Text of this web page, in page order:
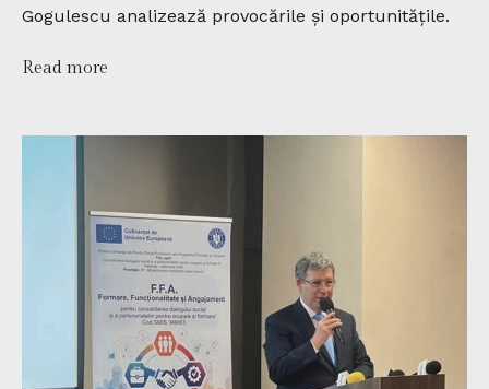
Gogulescu analizează provocările și oportunitățile.
Read more